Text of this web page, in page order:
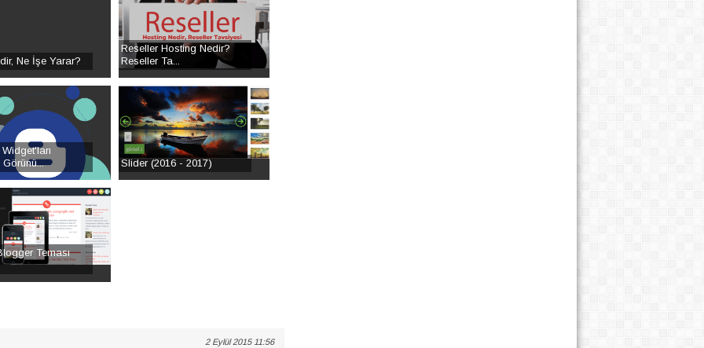
Ne İşe Yarar?
Reseller Hosting Nedir?
Reseller Ta...
Slider (2016 - 2017)
Teması
2 Eylül 2015 11:56